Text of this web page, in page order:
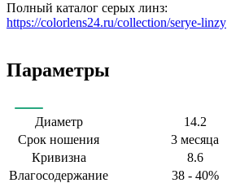
Полный каталог серых линз:
https://colorlens24.ru/collection/serye-linzy
Параметры
Диаметр
14.2
Срок ношения
3 месяца
Кривизна
8.6
Влагосодержание
38 - 40%